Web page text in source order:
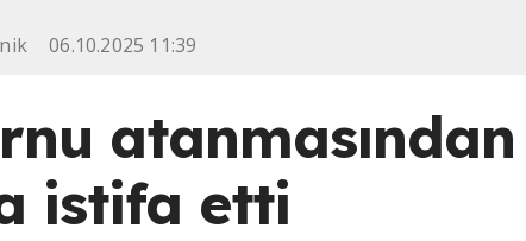
06.10.2025 11:39
atanmasından
istifa etti